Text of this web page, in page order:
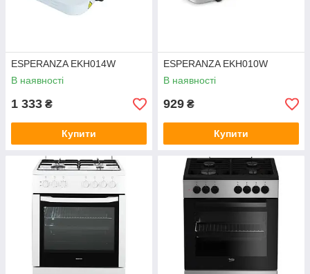
ESPERANZA EKH014W
В наявності
1 333 ₴
Купити
ESPERANZA EKH010W
В наявності
929 ₴
Купити